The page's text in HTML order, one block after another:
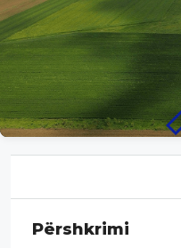
Përshkrimi